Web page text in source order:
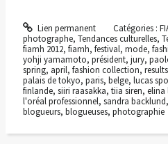
Lien permanent Catégories :
photographe, Tendances culturelles,
fiamh 2012, fiamh, festival, mode,
yohji yamamoto, président, jury,
spring, april, fashion collection, results
palais de tokyo, paris, belge, lucas
finlande, siiri raasakka, tiia siren, elina
l'oréal professionnel, sandra backlund,
blogueurs, blogueuses, photographie